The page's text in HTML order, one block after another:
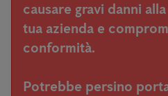
causare gravi danni
tua azienda e
conformità.
Potrebbe persino